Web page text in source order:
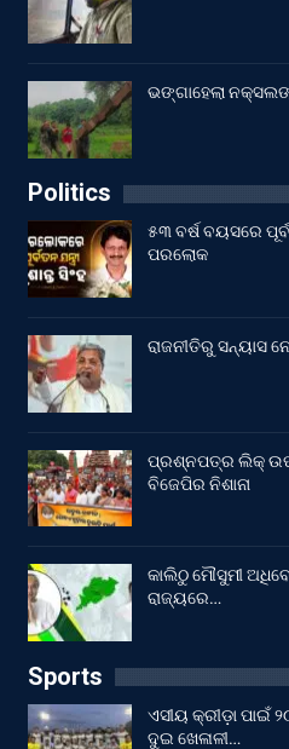
ଭଙ୍ଗାହେଲା
Politics
୫୩ ବର୍ଷ ବୟସରେ
ପରଲୋକ
ରାଜନୀତିରୁ ସନ୍ୟାସ
ପ୍ରଶ୍ନପତ୍ର ଲିକ୍
ବିଜେପିର ନିଶାନା
କାଲିଠୁ ମୌସୁମୀ
ରାଜ୍ୟରେ…
Sports
ଏସୀୟ କ୍ରୀଡ଼ା ପାଇଁ
ଦୁଇ ଖେଳାଳୀ…